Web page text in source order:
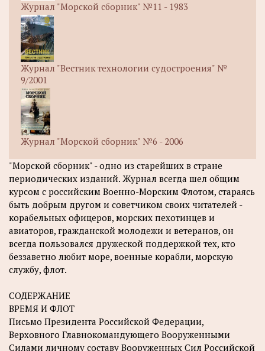
Журнал "Морской сборник" №11 - 1983
Журнал "Вестник технологии судостроения" №
9/2001
Журнал "Морской сборник" №6 - 2006
"Морской сборник" - одно из старейших в стране
периодических изданий. Журнал всегда шел общим
курсом с российским Военно-Морским Флотом, стараясь
быть добрым другом и советчиком своих читателей -
корабельных офицеров, морских пехотинцев и
авиаторов, гражданской молодежи и ветеранов, он
всегда пользовался дружеской поддержкой тех, кто
беззаветно любит море, военные корабли, морскую
службу, флот.
СОДЕРЖАНИЕ
ВРЕМЯ И ФЛОТ
Письмо Президента Российской Федерации,
Верховного Главнокомандующего Вооруженными
Силами личному составу Вооруженных Сил Российской